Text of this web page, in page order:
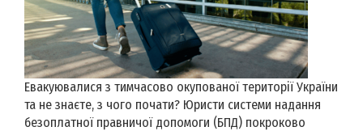
Евакуювалися з тимчасово окупованої території України
та не знаєте, з чого почати? Юристи системи надання
безоплатної правничої допомоги (БПД) покроково